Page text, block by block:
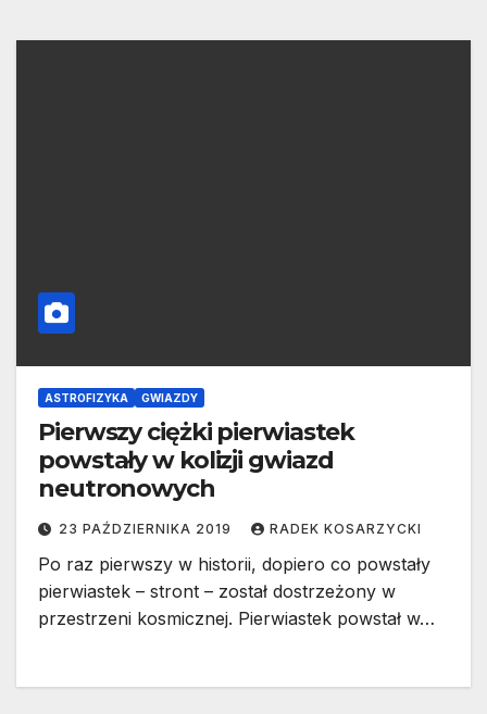
ASTROFIZYKA GWIAZDY
Pierwszy ciężki pierwiastek
powstały w kolizji gwiazd
neutronowych
23 PAŹDZIERNIKA 2019 RADEK KOSARZYCKI
Po raz pierwszy w historii, dopiero co powstały
pierwiastek – stront – został dostrzeżony w
przestrzeni kosmicznej. Pierwiastek powstał w…